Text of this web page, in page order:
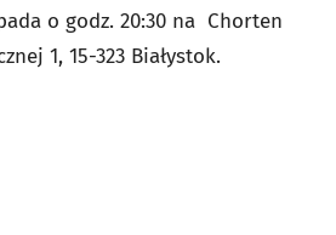
o godz. 20:30 na Chorten
1, 15-323 Białystok.